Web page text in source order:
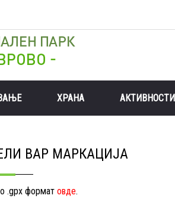
ХРАНА АКТИВНОСТИ
ВАР МАРКАЦИЈА
.gpx формат овде.